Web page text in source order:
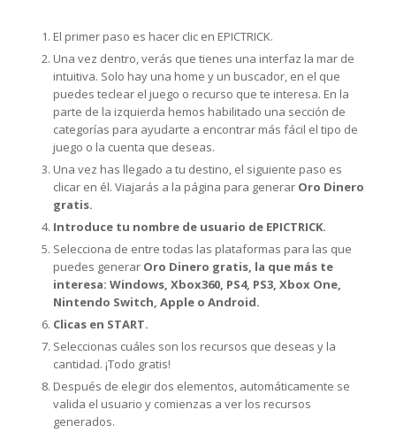
El primer paso es hacer clic en EPICTRICK.
Una vez dentro, verás que tienes una interfaz la mar de
intuitiva. Solo hay una home y un buscador, en el que
puedes teclear el juego o recurso que te interesa. En la
parte de la izquierda hemos habilitado una sección de
categorías para ayudarte a encontrar más fácil el tipo de
juego o la cuenta que deseas.
Una vez has llegado a tu destino, el siguiente paso es
clicar en él. Viajarás a la página para generar Oro Dinero
gratis.
Introduce tu nombre de usuario de EPICTRICK.
Selecciona de entre todas las plataformas para las que
puedes generar Oro Dinero gratis, la que más te
interesa: Windows, Xbox360, PS4, PS3, Xbox One,
Nintendo Switch, Apple o Android.
Clicas en START.
Seleccionas cuáles son los recursos que deseas y la
cantidad. ¡Todo gratis!
Después de elegir dos elementos, automáticamente se
valida el usuario y comienzas a ver los recursos
generados.